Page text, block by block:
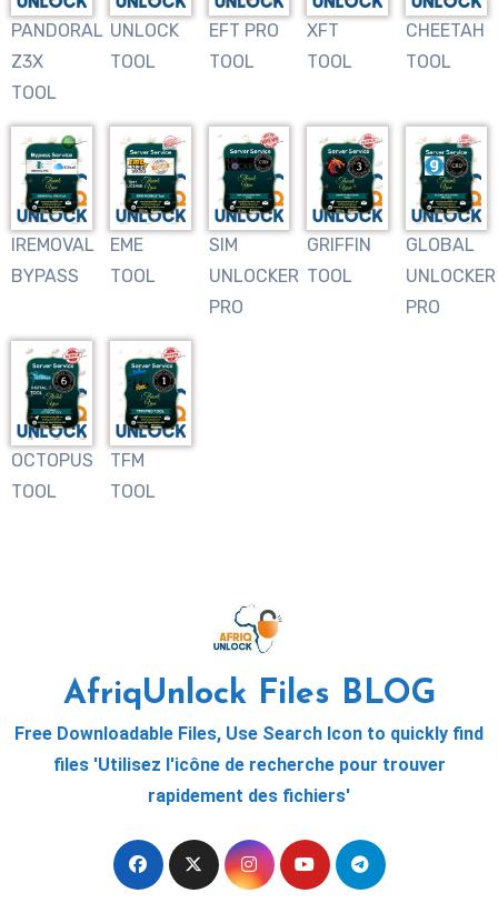
PANDORAL
Z3X
TOOL
UNLOCK
TOOL
EFT PRO
TOOL
XFT
TOOL
CHEETAH
TOOL
IREMOVAL
BYPASS
EME
TOOL
SIM
UNLOCKER
PRO
GRIFFIN
TOOL
GLOBAL
UNLOCKER
PRO
OCTOPUS
TOOL
TFM
TOOL
AfriqUnlock Files BLOG
Free Downloadable Files, Use Search Icon to quickly find
files 'Utilisez l'icône de recherche pour trouver
rapidement des fichiers'